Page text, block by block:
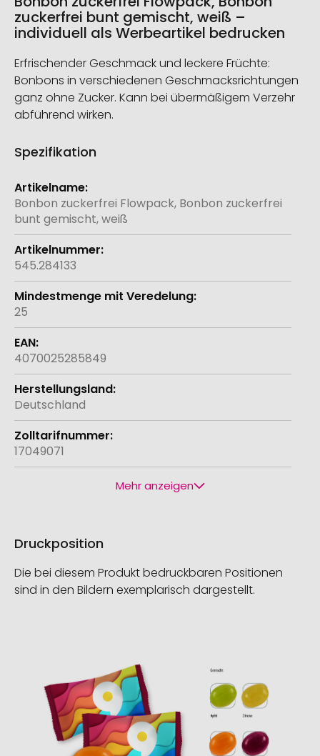
zuckerfrei bunt gemischt, weiß –
individuell als Werbeartikel bedrucken
Erfrischender Geschmack und leckere Früchte:
Bonbons in verschiedenen Geschmacksrichtungen
ganz ohne Zucker. Kann bei übermäßigem Verzehr
abführend wirken.
Spezifikation
Weitere
Informationen
Bonbon zuckerfrei Flowpack, Bonbon zuckerfrei
bunt gemischt, weiß
545.284133
25
4070025285849
Deutschland
17049071
Mehr anzeigen
Druckposition
Die bei diesem Produkt bedruckbaren Positionen
sind in den Bildern exemplarisch dargestellt.